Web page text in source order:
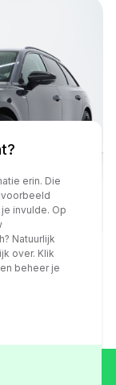
|
erin. Die
invulde. Op
Natuurlijk
over. Klik
beheer je